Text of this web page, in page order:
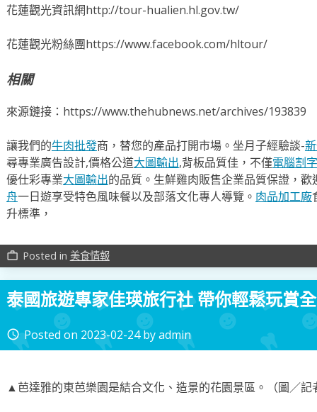
花蓮觀光資訊網http://tour-hualien.hl.gov.tw/
花蓮觀光粉絲團https://www.facebook.com/hltour/
相關
來源鏈接：https://www.thehubnews.net/archives/193839
讓我們的牛肉批發商，替您的產品打開市場。坐月子經驗談-
尋專業廣告設計,價格公道大圖輸出,背板品質佳，不僅電腦割字
優仕彩專業大圖輸出的品質。生鮮雞肉販售企業品質保證，歡
舟一日遊享受特色風味餐以及部落文化專人導覽。 肉品加工廠
升標準，
work_outline Posted in 美食情報
泰國旅遊專家佳瑛旅行社 帶你輕鬆玩賞
access_time Posted on 2023-02-24byadmin
▲芭達雅的東芭樂園是結合文化、造景的花園景區。（圖／記